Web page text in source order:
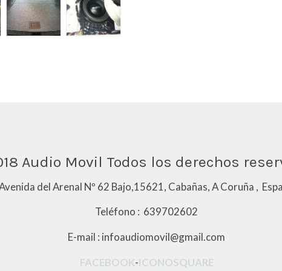
Audio Movil Todos los derechos
del Arenal Nº 62 Bajo,15621, Cabañas, A Coruña ,
Teléfono : 639702602
E-mail : infoaudiomovil@gmail.com
FACEBOOK-ICONOSQUARE